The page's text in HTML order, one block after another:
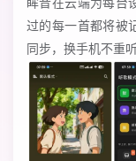
过的每一首都将被
同步，换手机不重